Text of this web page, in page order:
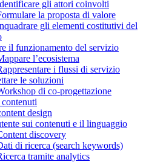
gli attori coinvolti
la proposta di valore
gli elementi costitutivi del
il funzionamento del servizio
l’ecosistema
i flussi di servizio
le soluzioni
di co-progettazione
design
sui contenuti e il linguaggio
discovery
di ricerca (search keywords)
tramite analytics